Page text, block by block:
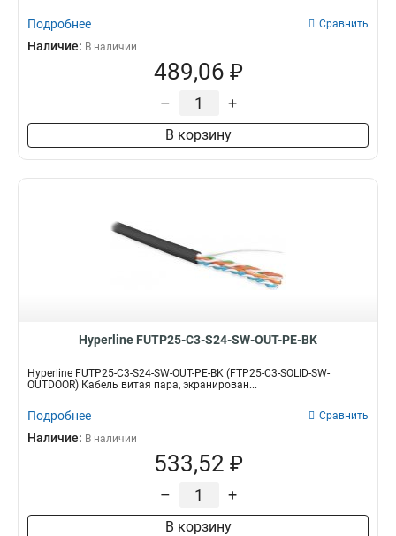
Подробнее Сравнить
Наличие: В наличии
489,06 ₽
– +
В корзину
Hyperline FUTP25-C3-S24-SW-OUT-PE-BK
Hyperline FUTP25-C3-S24-SW-OUT-PE-BK (FTP25-C3-SOLID-SW-
OUTDOOR) Кабель витая пара, экранирован...
Подробнее Сравнить
Наличие: В наличии
533,52 ₽
– +
В корзину